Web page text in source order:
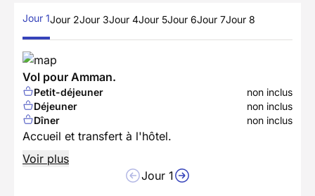
Jour 1Jour 2Jour 3Jour 4Jour 5Jour 6Jour 7Jour 8
Vol pour Amman.
Petit-déjeuner
non inclus
Déjeuner
non inclus
Dîner
non inclus
Accueil et transfert à l'hôtel.
Voir plus
Jour 1